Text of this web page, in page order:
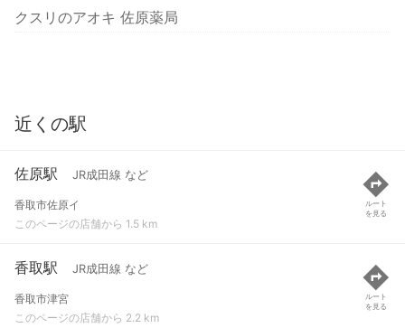
クスリのアオキ 佐原薬局
近くの駅
佐原駅 JR成田線 など
香取市佐原イ
このページの店舗から 1.5 km
ルート
を見る
香取駅 JR成田線 など
香取市津宮
このページの店舗から 2.2 km
ルート
を見る